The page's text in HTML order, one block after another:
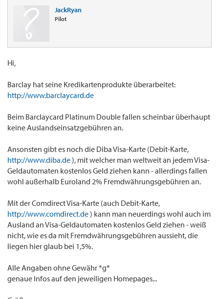
JackRyan
Pilot
Hi,
Barclay hat seine Kredikartenprodukte überarbeitet:
http://www.barclaycard.de
Beim Barclaycard Platinum Double fallen scheinbar überhaupt
keine Auslandseinsatzgebühren an.
Ansonsten gibt es noch die Diba Visa-Karte (Debit-Karte,
http://www.diba.de), mit welcher man weltweit an jedem Visa-
Geldautomaten kostenlos Geld ziehen kann - allerdings fallen
wohl außerhalb Euroland 2% Fremdwährungsgebühren an.
Mit der Comdirect Visa-Karte (auch Debit-Karte,
http://www.comdirect.de) kann man neuerdings wohl auch im
Ausland an Visa-Geldautomaten kostenlos Geld ziehen - weiß
nicht, wie es da mit Fremdwährungsgebühren aussieht, die
liegen hier glaub bei 1,5%.
Alle Angaben ohne Gewähr *g*
genaue Infos auf den jeweiligen Homepages...